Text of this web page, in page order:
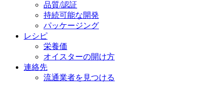
品質/認証
持続可能な開発
パッケージング
レシピ
栄養価
オイスターの開け方
連絡先
流通業者を見つける